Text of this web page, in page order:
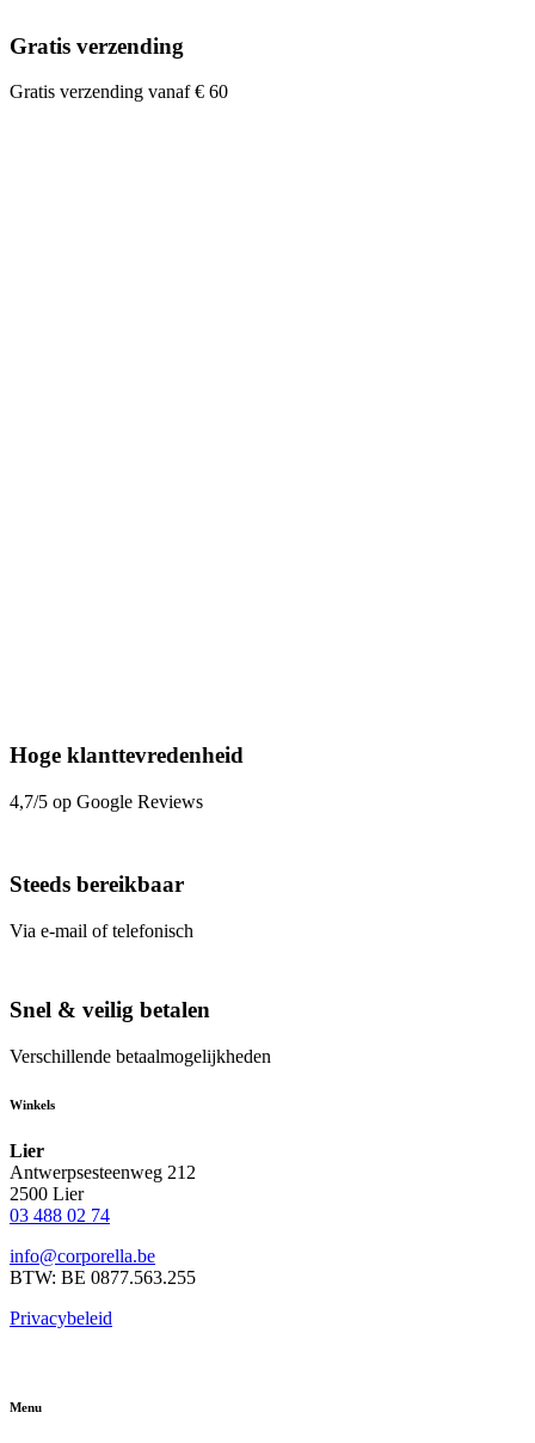
Gratis verzending
Gratis verzending vanaf € 60
Hoge klanttevredenheid
4,7/5 op Google Reviews
Steeds bereikbaar
Via e-mail of telefonisch
Snel & veilig betalen
Verschillende betaalmogelijkheden
Winkels
Lier
Antwerpsesteenweg 212
2500 Lier
03 488 02 74
info@corporella.be
BTW: BE 0877.563.255
Privacybeleid
Menu